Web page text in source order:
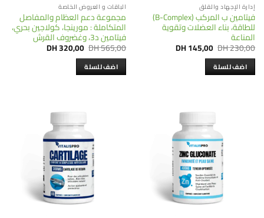
إدارة الإجهاد والقلق
فيتامين ب المركب (B-Complex)
للطاقة، بناء العضلات وتقوية
المناعة
DH230,00
Original
price
was:
DH 230,00.
DH145,00
Current
price
اضف للسلة
الباقات و العروض الخاصة
مجموعة دعم العظام والمفاصل
المتكاملة : مورينجا، كولاجين بحري،
فيتامين د3، وغضروف القرش
DH565,00
Original
price
was:
DH 565,00.
DH320,00
Current
price
اضف للسلة